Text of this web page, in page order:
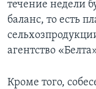
течение недели
баланс, то есть
агентство
Кроме того,